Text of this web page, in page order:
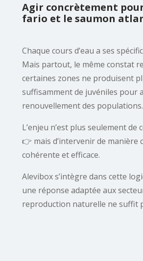
Agir concrètement
fario et le saumon
Chaque cours d’eau a ses
Mais partout, le même constat
certaines zones ne produisent
suffisamment de juvéniles pour
renouvellement des populations.
L’enjeu n’est plus seulement de
👉 mais d’intervenir de manière
cohérente et efficace.
Alevibox s’intègre dans cette
une réponse adaptée aux
reproduction naturelle ne suffit